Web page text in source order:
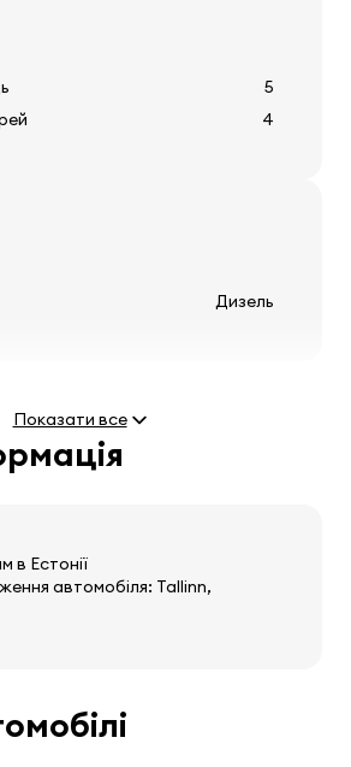
фари
фар
5
4
Дизель
Показати все
в Естонії
автомобіля: Tallinn,